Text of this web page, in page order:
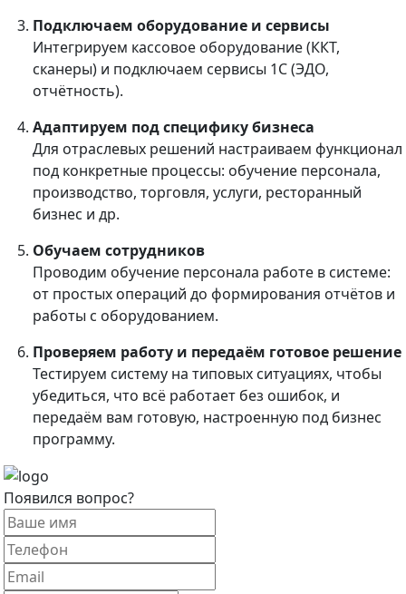
Подключаем оборудование и сервисы
Интегрируем кассовое оборудование (ККТ,
сканеры) и подключаем сервисы 1С (ЭДО,
отчётность).
Адаптируем под специфику бизнеса
Для отраслевых решений настраиваем функционал
под конкретные процессы: обучение персонала,
производство, торговля, услуги, ресторанный
бизнес и др.
Обучаем сотрудников
Проводим обучение персонала работе в системе:
от простых операций до формирования отчётов и
работы с оборудованием.
Проверяем работу и передаём готовое решение
Тестируем систему на типовых ситуациях, чтобы
убедиться, что всё работает без ошибок, и
передаём вам готовую, настроенную под бизнес
программу.
Появился вопрос?